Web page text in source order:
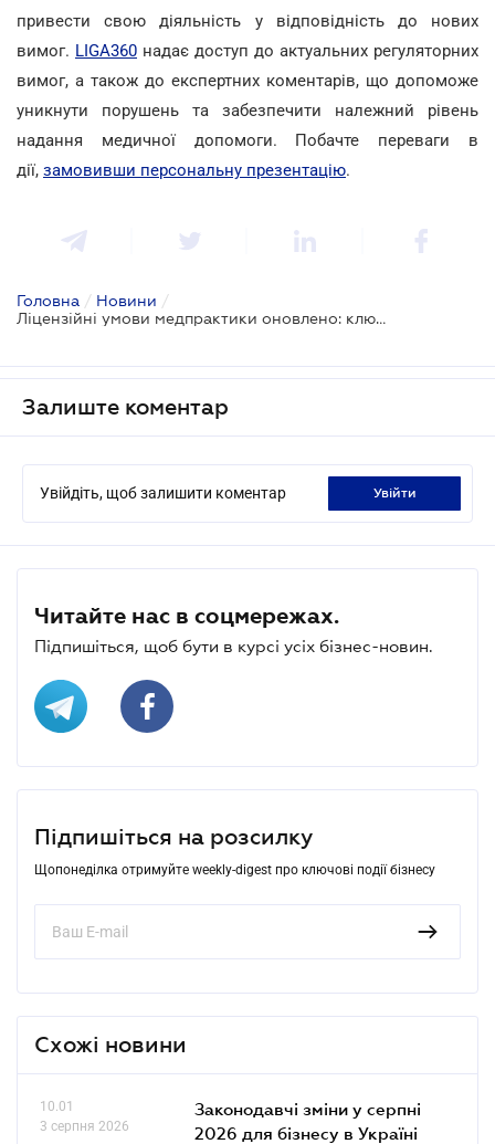
привести свою діяльність у відповідність до нових
вимог. LIGA360 надає доступ до актуальних регуляторних
вимог, а також до експертних коментарів, що допоможе
уникнути порушень та забезпечити належний рівень
надання медичної допомоги. Побачте переваги в
дії, замовивши персональну презентацію.
Головна / Новини /
Ліцензійні умови медпрактики оновлено: ключові новації запрацюють 8 січня
Залиште коментар
Увійдіть, щоб залишити коментар увійти
Читайте нас в соцмережах.
Підпишіться, щоб бути в курсі усіх бізнес-новин.
Підпишіться на розсилку
Щопонеділка отримуйте weekly-digest про ключові події бізнесу
Схожі новини
10.01
3 серпня 2026
Законодавчі зміни у серпні
2026 для бізнесу в Україні